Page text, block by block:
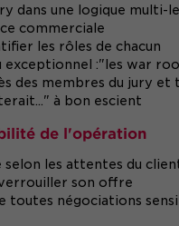
dans une logique multi-
commerciale
les rôles de chacun
exceptionnel :"les war
des membres du jury
à bon escient
de l'opération
les attentes du
son offre
toutes négociations